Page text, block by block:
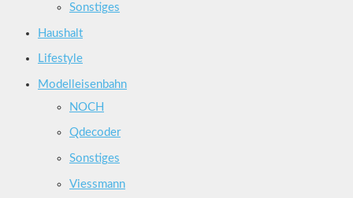
Sonstiges
Haushalt
Lifestyle
Modelleisenbahn
NOCH
Qdecoder
Sonstiges
Viessmann